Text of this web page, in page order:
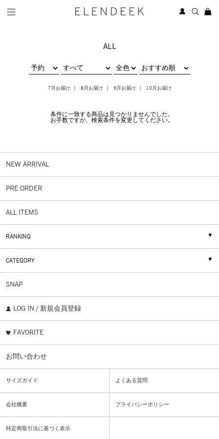
ALL
7月お届け 8月お届け 9月お届け 10月お届け
条件に一致する商品は見つかりませんでした。
お手数ですが、検索条件を変更してください。
NEW ARRIVAL
PRE ORDER
ALL ITEMS
RANKING
CATEGORY
SNAP
LOG IN / 新規会員登録
FAVORITE
お問い合わせ
サイズガイド よくある質問
会社概要 プライバシーポリシー
特定商取引法に基づく表示